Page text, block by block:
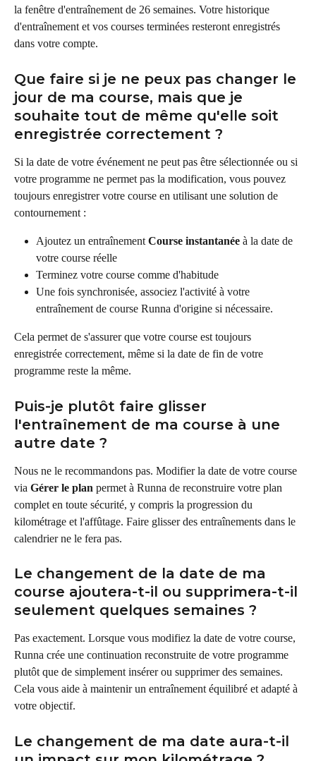
la fenêtre d'entraînement de 26 semaines. Votre historique
d'entraînement et vos courses terminées resteront enregistrés
dans votre compte.
Que faire si je ne peux pas changer le
jour de ma course, mais que je
souhaite tout de même qu'elle soit
enregistrée correctement ?
Si la date de votre événement ne peut pas être sélectionnée ou si
votre programme ne permet pas la modification, vous pouvez
toujours enregistrer votre course en utilisant une solution de
contournement :
Ajoutez un entraînement Course instantanée à la date de
votre course réelle
Terminez votre course comme d'habitude
Une fois synchronisée, associez l'activité à votre
entraînement de course Runna d'origine si nécessaire.
Cela permet de s'assurer que votre course est toujours
enregistrée correctement, même si la date de fin de votre
programme reste la même.
Puis-je plutôt faire glisser
l'entraînement de ma course à une
autre date ?
Nous ne le recommandons pas. Modifier la date de votre course
via Gérer le plan permet à Runna de reconstruire votre plan
complet en toute sécurité, y compris la progression du
kilométrage et l'affûtage. Faire glisser des entraînements dans le
calendrier ne le fera pas.
Le changement de la date de ma
course ajoutera-t-il ou supprimera-t-il
seulement quelques semaines ?
Pas exactement. Lorsque vous modifiez la date de votre course,
Runna crée une continuation reconstruite de votre programme
plutôt que de simplement insérer ou supprimer des semaines.
Cela vous aide à maintenir un entraînement équilibré et adapté à
votre objectif.
Le changement de ma date aura-t-il